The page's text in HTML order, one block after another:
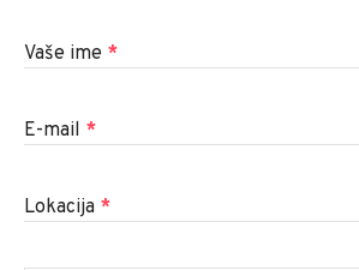
Vaše ime *
E-mail *
Lokacija *